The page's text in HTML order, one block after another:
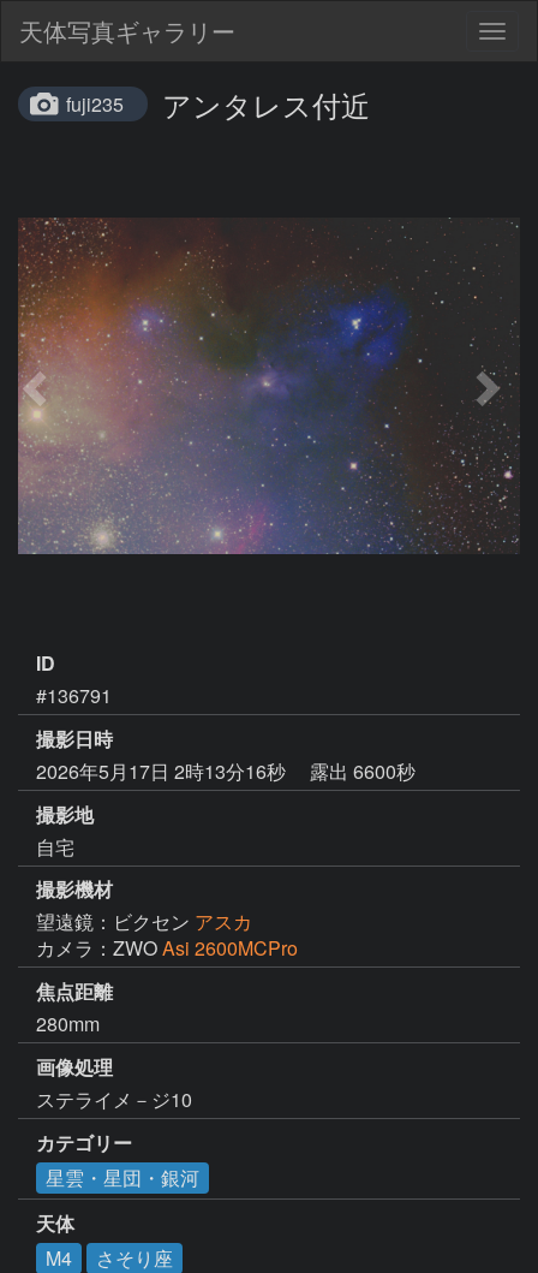
天体写真ギャラリー
fuji235 アンタレス付近
ID
#136791
撮影日時
2026年5月17日 2時13分16秒
露出 6600秒
撮影地
自宅
撮影機材
望遠鏡：ビクセン アスカ
カメラ：ZWOAsi 2600MCPro
焦点距離
280mm
画像処理
ステライメ－ジ10
カテゴリー
星雲・星団・銀河
天体
M4
さそり座